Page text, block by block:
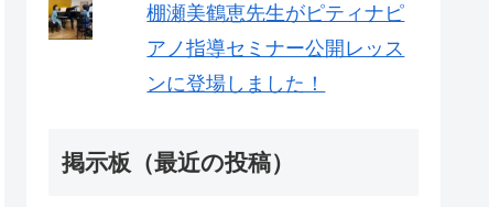
棚瀬美鶴恵先生がピティナピ
アノ指導セミナー公開レッス
ンに登場しました！
掲示板（最近の投稿）